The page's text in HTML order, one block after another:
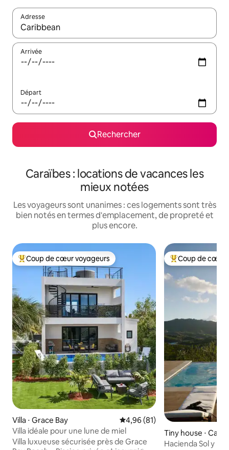
Adresse
Lorsque les résultats s'affichent, utilisez les flèches vers le
Arrivée
Départ
Rechercher
Caraïbes : locations de vacances les
mieux notées
Les voyageurs sont unanimes : ces logements sont très
bien notés en termes d'emplacement, de propreté et
plus encore.
Coups de cœur voyageurs les plus appréciés
Coup de cœur voyageurs
Villa ⋅ Grace Bay Évaluation moyenne sur la
4,96 (81)
Villa idéale pour une lune de miel
Villa luxueuse sécurisée près de Grace
Coups de cœur
Coup de cœur
Tiny house ⋅
Hacienda Sol y